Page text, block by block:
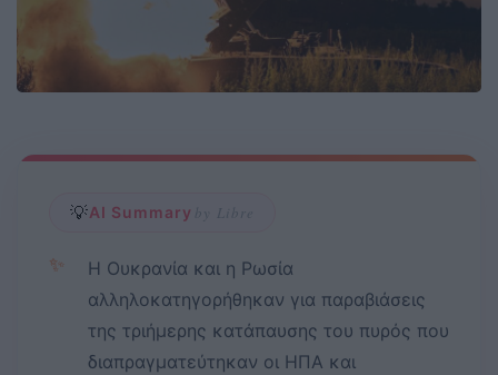
💡AI Summary by Libre
✨
Η Ουκρανία και η Ρωσία
αλληλοκατηγορήθηκαν για παραβιάσεις
της τριήμερης κατάπαυσης του πυρός που
διαπραγματεύτηκαν οι ΗΠΑ και